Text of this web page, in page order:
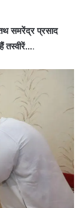
समरेंद्र प्रसाद
तस्वीरें….